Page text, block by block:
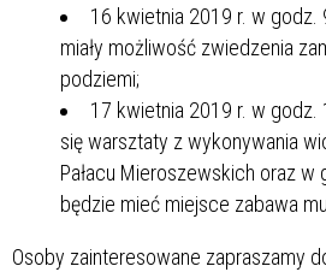
16 kwietnia 2019 r. w
miały możliwość zwiedzenia
podziemi;
17 kwietnia 2019 r. w
się warsztaty z wykonywania
Pałacu Mieroszewskich oraz
będzie mieć miejsce zabawa
Osoby zainteresowane zapraszamy